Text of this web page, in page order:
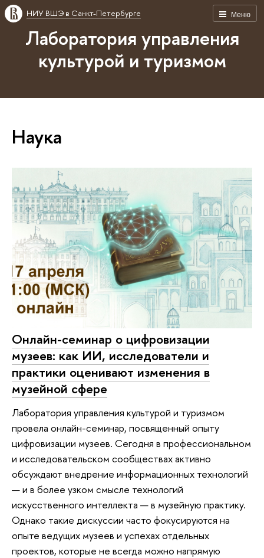
Меню
НИУ ВШЭ в Санкт-Петербурге
Лаборатория управления
культурой и туризмом
Наука
Онлайн-семинар о цифровизации
музеев: как ИИ, исследователи и
практики оценивают изменения в
музейной сфере
Лаборатория управления культурой и туризмом
провела онлайн-семинар, посвященный опыту
цифровизации музеев. Сегодня в профессиональном
и исследовательском сообществах активно
обсуждают внедрение информационных технологий
— и в более узком смысле технологий
искусственного интеллекта — в музейную практику.
Однако такие дискуссии часто фокусируются на
опыте ведущих музеев и успехах отдельных
проектов, которые не всегда можно напрямую